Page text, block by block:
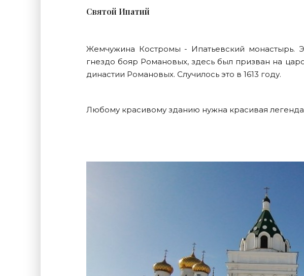
Святой Ипатий
Жемчужина Костромы - Ипатьевский монастырь.
гнездо бояр Романовых, здесь был призван на
династии Романовых. Случилось это в 1613 году.
Любому красивому зданию нужна красивая